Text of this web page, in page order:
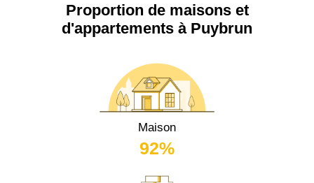
Proportion de maisons et
d'appartements à Puybrun
Maison
92%